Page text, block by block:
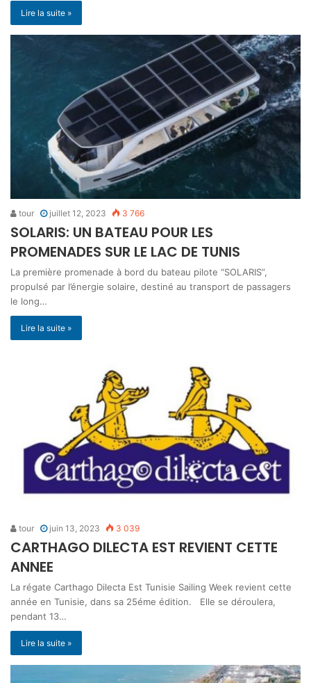
Lire la suite »
tour juillet 12, 2023 3 766
SOLARIS: UN BATEAU POUR LES
PROMENADES SUR LE LAC DE TUNIS
La première promenade à bord du bateau pilote “SOLARIS”,
propulsé par l’énergie solaire, destiné au transport de passagers
le long…
Lire la suite »
tour juin 13, 2023 3 039
CARTHAGO DILECTA EST REVIENT CETTE
ANNEE
La régate Carthago Dilecta Est Tunisie Sailing Week revient cette
année en Tunisie, dans sa 25éme édition. Elle se déroulera,
pendant 13…
Lire la suite »